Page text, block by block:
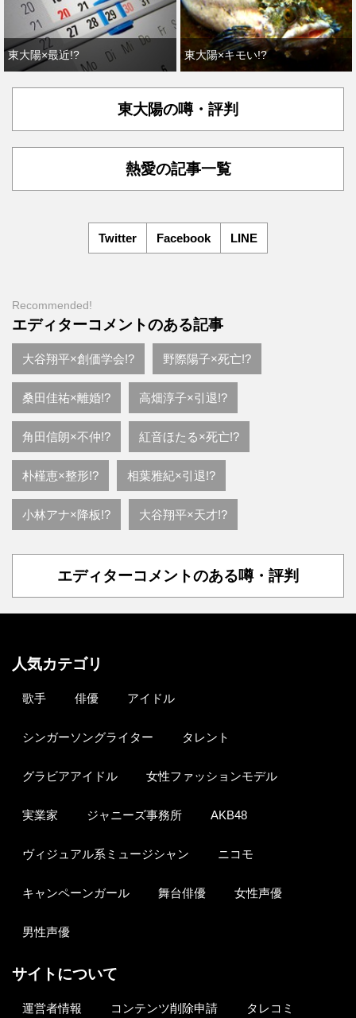
東大陽×最近!? 東大陽×キモい!?
東大陽の噂・評判
熱愛の記事一覧
Twitter Facebook LINE
Recommended!
エディターコメントのある記事
大谷翔平×創価学会!? 野際陽子×死亡!?
桑田佳祐×離婚!? 高畑淳子×引退!?
角田信朗×不仲!? 紅音ほたる×死亡!?
朴槿恵×整形!? 相葉雅紀×引退!?
小林アナ×降板!? 大谷翔平×天才!?
エディターコメントのある噂・評判
人気カテゴリ
歌手 俳優 アイドル
シンガーソングライター タレント
グラビアアイドル 女性ファッションモデル
実業家 ジャニーズ事務所 AKB48
ヴィジュアル系ミュージシャン ニコモ
キャンペーンガール 舞台俳優 女性声優
男性声優
サイトについて
運営者情報 コンテンツ削除申請 タレコミ